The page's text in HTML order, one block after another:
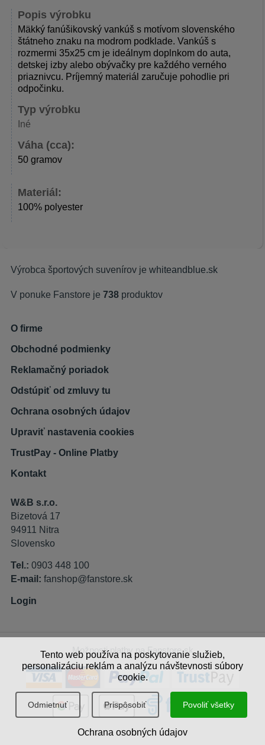
Tento web používa na poskytovanie služieb,
personalizáciu reklám a analýzu návštevnosti súbory
cookie.
Odmietnuť Prispôsobiť Povoliť všetky
Ochrana osobných údajov
Popis výrobku
Mäkký fanúšikovský vankúš s motívom slovenského
štátneho znaku na modrom podklade. Vankúš s
rozmermi 35x25 cm je ideálnym doplnkom do auta,
detskej izby alebo obývačky pre každého verného
priaznivcu. Príjemný materiál zaručuje pohodlie pri
odpočinku.
Typ výrobku
Iné
Váha (cca):
50 gramov
Materiál:
100% polyester
Výrobca športových suvenírov je whiteandblue.sk
V ponuke Fanstore je 738 produktov
O firme
Obchodné podmienky
Reklamačný poriadok
Odstúpiť od zmluvy tu
Ochrana osobných údajov
Upraviť nastavenia cookies
TrustPay - Online Platby
Kontakt
W&B s.r.o.
Bizetová 17
94911 Nitra
Slovensko
Tel.: 0903 448 100
E-mail: fanshop@fanstore.sk
Login
Možnosti platby na Fanstore.sk